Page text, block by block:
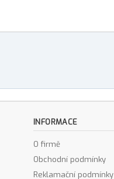
INFORMACE
O firmě
Obchodní podmínky
Reklamační podmínky